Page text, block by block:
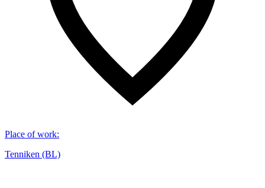
Place of work:
Tenniken (BL)